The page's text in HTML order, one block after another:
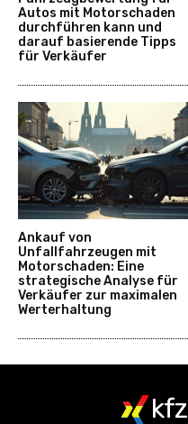
Autos mit Motorschaden
durchführen kann und
darauf basierende Tipps
für Verkäufer
Ankauf von
Unfallfahrzeugen mit
Motorschaden: Eine
strategische Analyse für
Verkäufer zur maximalen
Werterhaltung
kfz